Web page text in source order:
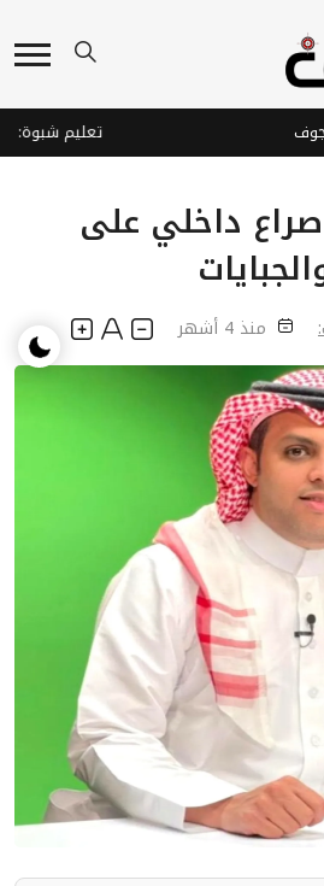
داخلي على
منذ 4 أشهر